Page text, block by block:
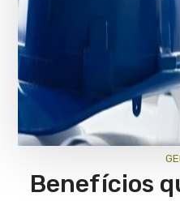
Benefícios